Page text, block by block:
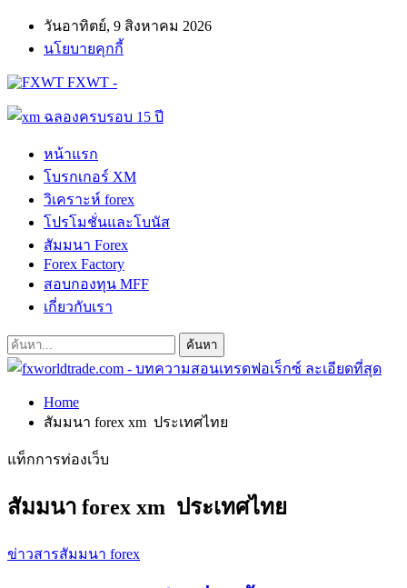
วันอาทิตย์, 9 สิงหาคม 2026
นโยบายคุกกี้
FXWT -
หน้าแรก
โบรกเกอร์ XM
วิเคราะห์ forex
โปรโมชั่นและโบนัส
สัมมนา Forex
Forex Factory
สอบกองทุน MFF
เกี่ยวกับเรา
Home
สัมมนา forex xm ประเทศไทย
แท็กการท่องเว็บ
สัมมนา forex xm ประเทศไทย
ข่าวสารสัมมนา forex